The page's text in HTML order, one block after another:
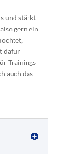
und stärkt
gern ein
dafür
Trainings
auch das